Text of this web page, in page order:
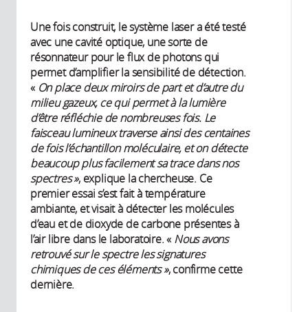
Une fois construit, le système laser a été testé
avec une cavité optique, une sorte de
résonnateur pour le flux de photons qui
permet d’amplifier la sensibilité de détection.
« On place deux miroirs de part et d’autre du
milieu gazeux, ce qui permet à la lumière
d’être réfléchie de nombreuses fois. Le
faisceau lumineux traverse ainsi des centaines
de fois l’échantillon moléculaire, et on détecte
beaucoup plus facilement sa trace dans nos
spectres », explique la chercheuse. Ce
premier essai s’est fait à température
ambiante, et visait à détecter les molécules
d’eau et de dioxyde de carbone présentes à
l’air libre dans le laboratoire. « Nous avons
retrouvé sur le spectre les signatures
chimiques de ces éléments », confirme cette
dernière.